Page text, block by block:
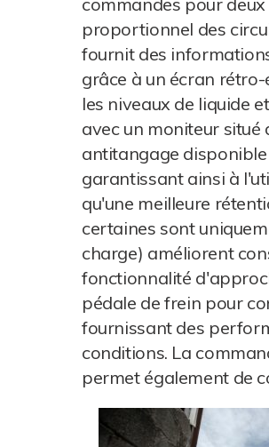
proportionnel des
fournit des
grâce à un écran
les niveaux de liquide
avec un moniteur
antitangage
garantissant ainsi à
qu'une meilleure
certaines sont
charge) améliorent
fonctionnalité
pédale de frein pour
fournissant des
conditions. La
permet également de